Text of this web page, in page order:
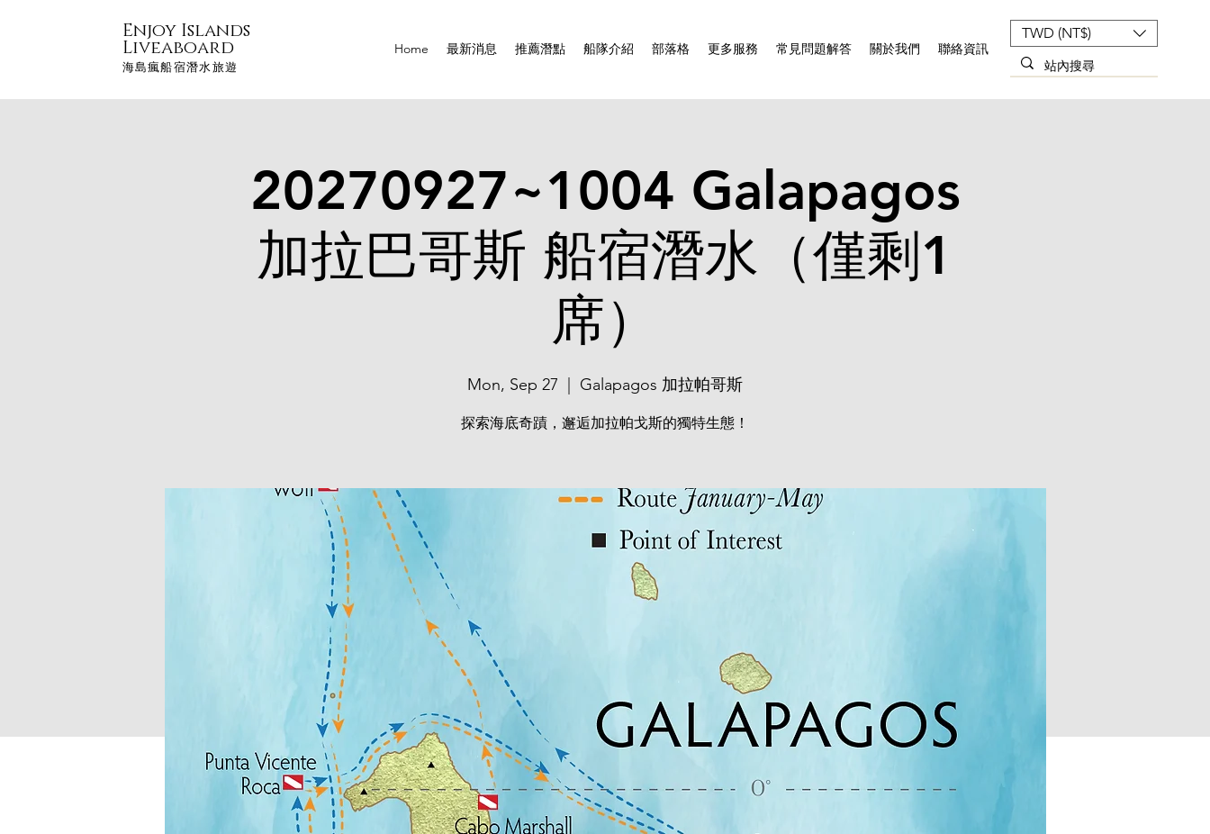
Enjoy Islands
Liveaboard
海島瘋船宿潛水旅遊
Home 最新消息 推薦潛點 船隊介紹 部落格 更多服務 常見問題解答 關於我們 聯絡資訊
TWD (NT$)
20270927~1004 Galapagos
加拉巴哥斯 船宿潛水（僅剩1
席）
Mon, Sep 27 Galapagos 加拉帕哥斯
探索海底奇蹟，邂逅加拉帕戈斯的獨特生態！